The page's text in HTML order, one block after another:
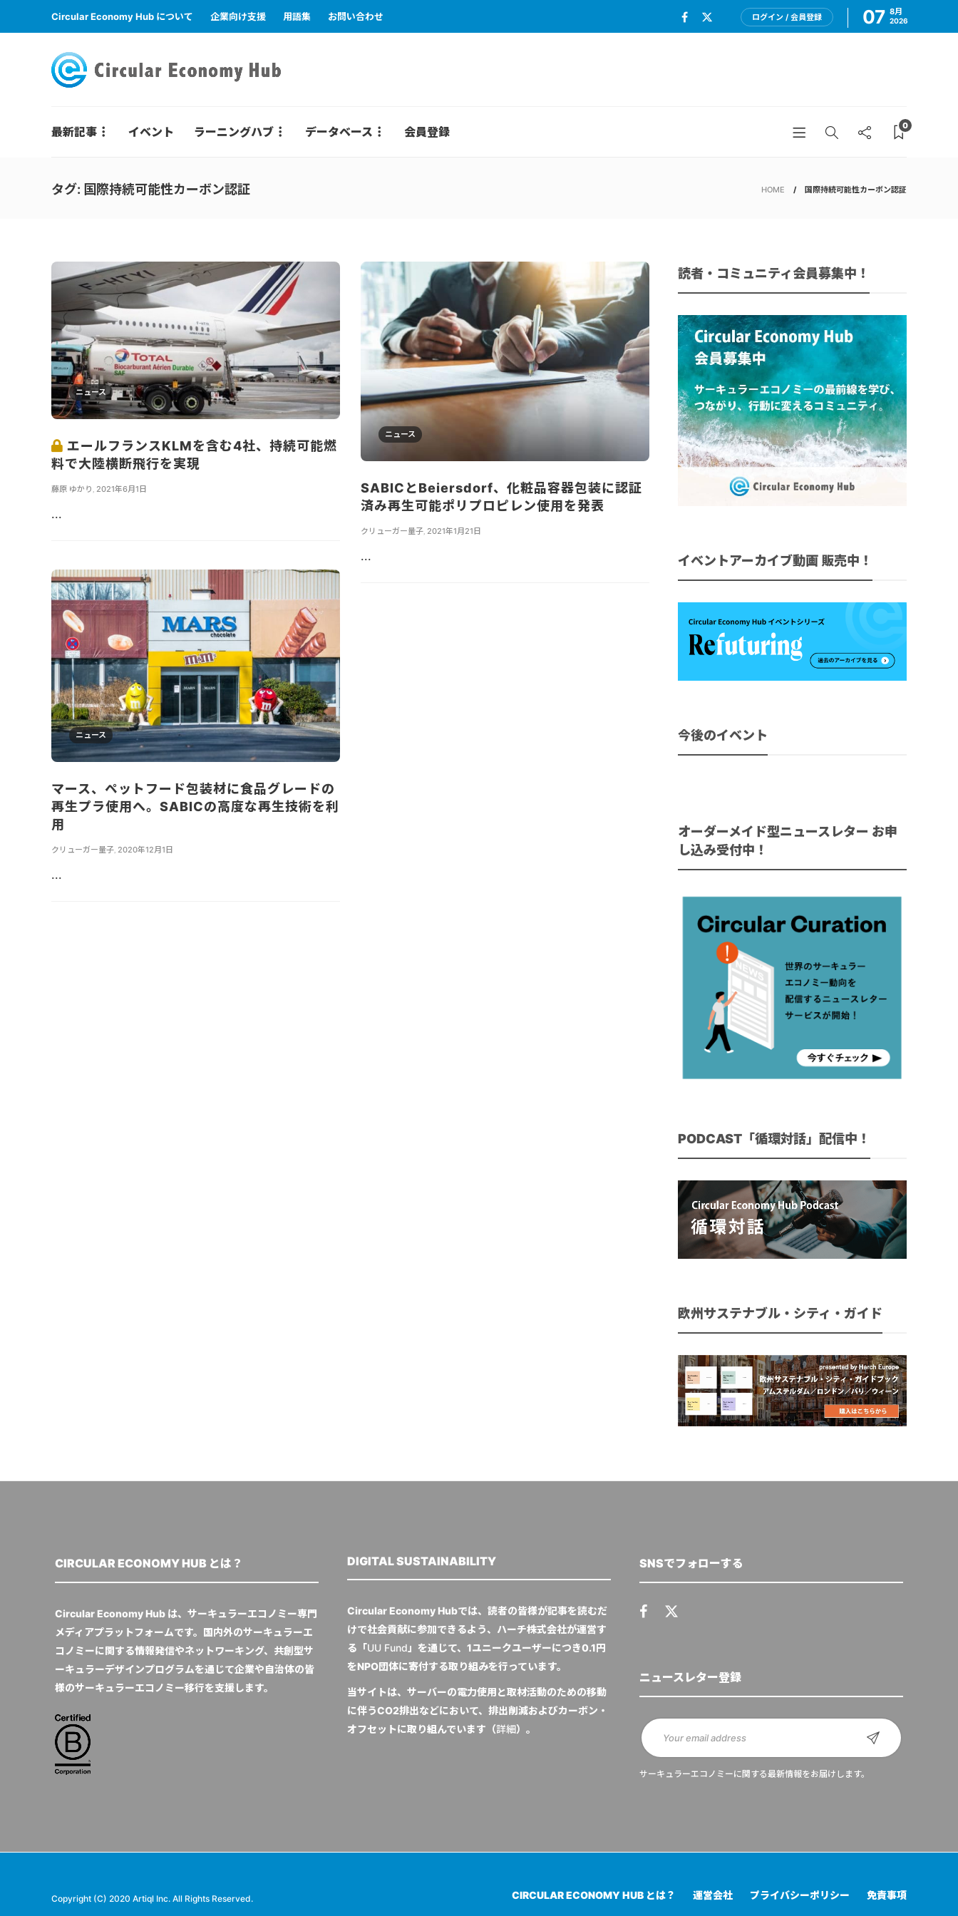
Circular Economy Hub について 企業向け支援 用語集 お問い合わせ ログイン / 会員登録 07 8月
2026
最新記事 イベント ラーニングハブ データベース 会員登録 0
タグ: 国際持続可能性カーボン認証 HOME 国際持続可能性カーボン認証
ニュース
エールフランスKLMを含む4社、持続可能燃
料で大陸横断飛行を実現
藤原 ゆかり , 2021年6月1日
...
ニュース
SABICとBeiersdorf、化粧品容器包装に認証
済み再生可能ポリプロピレン使用を発表
クリューガー量子, 2021年1月21日
...
ニュース
マース、ペットフード包装材に食品グレードの
再生プラ使用へ。SABICの高度な再生技術を利
用
クリューガー量子 2020年12月1日
...
読者・コミュニティ会員募集中！
イベントアーカイブ動画 販売中！
今後のイベント
オーダーメイド型ニュースレター お申
し込み受付中！
PODCAST「循環対話」配信中！
欧州サステナブル・シティ・ガイド
CIRCULAR ECONOMY HUB とは？
Circular Economy Hub は、サーキュラーエコノミー専門
メディアプラットフォームです。国内外のサーキュラーエ
コノミーに関する情報発信やネットワーキング、共創型サ
ーキュラーデザインプログラムを通じて企業や自治体の皆
様のサーキュラーエコノミー移行を支援します。
DIGITAL SUSTAINABILITY
Circular Economy Hubでは、読者の皆様が記事を読むだ
けで社会貢献に参加できるよう、ハーチ株式会社が運営す
る「UU Fund」を通じて、1ユニークユーザーにつき0.1円
をNPO団体に寄付する取り組みを行っています。
当サイトは、サーバーの電力使用と取材活動のための移動
に伴うCO2排出などにおいて、排出削減およびカーボン・
オフセットに取り組んでいます（詳細）。
SNSでフォローする
ニュースレター登録
サーキュラーエコノミーに関する最新情報をお届けします。
Copyright (C) 2020 Artiql Inc. All Rights Reserved. CIRCULAR ECONOMY HUB とは？ 運営会社 プライバシーポリシー 免責事項